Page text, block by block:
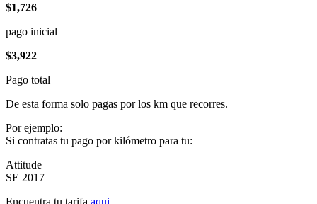
$1,726
pago inicial
$3,922
Pago total
De esta forma solo pagas por los km que recorres.
Por ejemplo:
Si contratas tu pago por kilómetro para tu:
Attitude
SE 2017
Encuentra tu tarifa aqui